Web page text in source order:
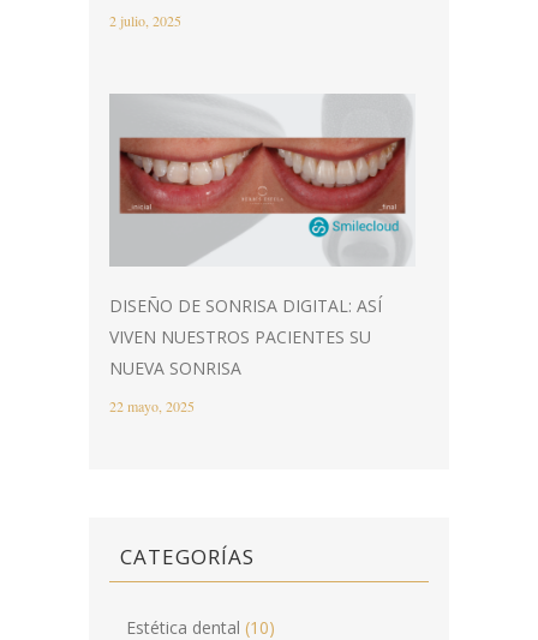
2 julio, 2025
DISEÑO DE SONRISA DIGITAL: ASÍ
VIVEN NUESTROS PACIENTES SU
NUEVA SONRISA
22 mayo, 2025
CATEGORÍAS
Estética dental (10)